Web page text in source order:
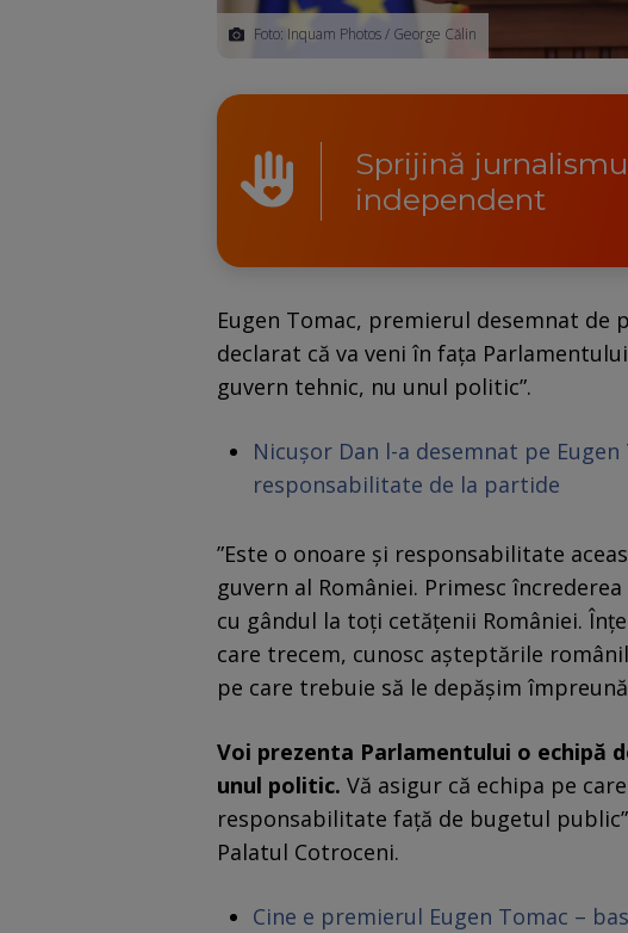
Foto: Inquam Photos / George Călin
Sprijină
independent
Eugen Tomac, premierul desemnat de
declarat că va veni în fața
guvern tehnic, nu unul politic”.
Nicușor Dan l-a desemnat pe
responsabilitate de la partide
”Este o onoare şi responsabilitate
guvern al României. Primesc
cu gândul la toţi cetăţenii României.
care trecem, cunosc aşteptările
pe care trebuie să le depăşim
Voi prezenta Parlamentului o echipă
unul politic. Vă asigur că echipa pe
responsabilitate față de bugetul
Palatul Cotroceni.
Cine e premierul Eugen Tomac –